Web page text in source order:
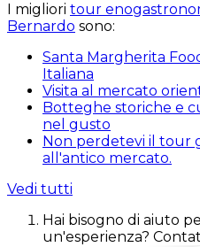
I migliori tour
Bernardo sono:
Santa Margherita
Italiana
Visita al mercato
Botteghe storiche e
nel gusto
Non perdetevi il tour
all'antico mercato.
Vedi tutti
Hai bisogno di aiuto
un'esperienza?